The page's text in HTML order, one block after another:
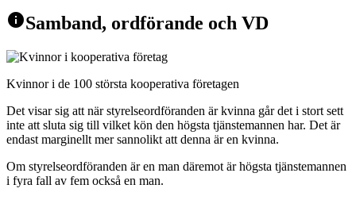
infoSamband, ordförande och VD
Kvinnor i de 100 största kooperativa företagen
Det visar sig att när styrelseordföranden är kvinna går det i stort sett
inte att sluta sig till vilket kön den högsta tjänstemannen har. Det är
endast marginellt mer sannolikt att denna är en kvinna.
Om styrelseordföranden är en man däremot är högsta tjänstemannen
i fyra fall av fem också en man.